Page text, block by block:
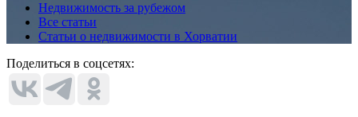
Недвижимость за рубежом
Все статьи
Статьи о недвижимости в Хорватии
Поделиться в соцсетях: